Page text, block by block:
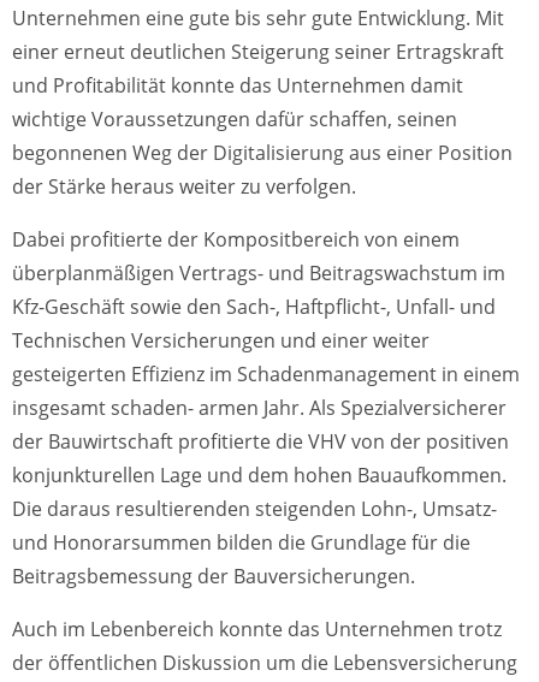
Unternehmen eine gute bis sehr gute Entwicklung. Mit
einer erneut deutlichen Steigerung seiner Ertragskraft
und Profitabilität konnte das Unternehmen damit
wichtige Voraussetzungen dafür schaffen, seinen
begonnenen Weg der Digitalisierung aus einer Position
der Stärke heraus weiter zu verfolgen.
Dabei profitierte der Kompositbereich von einem
überplanmäßigen Vertrags- und Beitragswachstum im
Kfz-Geschäft sowie den Sach-, Haftpflicht-, Unfall- und
Technischen Versicherungen und einer weiter
gesteigerten Effizienz im Schadenmanagement in einem
insgesamt schaden- armen Jahr. Als Spezialversicherer
der Bauwirtschaft profitierte die VHV von der positiven
konjunkturellen Lage und dem hohen Bauaufkommen.
Die daraus resultierenden steigenden Lohn-, Umsatz-
und Honorarsummen bilden die Grundlage für die
Beitragsbemessung der Bauversicherungen.
Auch im Lebenbereich konnte das Unternehmen trotz
der öffentlichen Diskussion um die Lebensversicherung